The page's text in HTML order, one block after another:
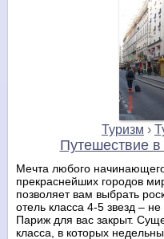
Туризм ›
Путешествие
Мечта любого
прекраснейших городов
позволяет вам выбрать
отель класса 4-5 звезд – не
Париж для вас закрыт.
класса, в которых